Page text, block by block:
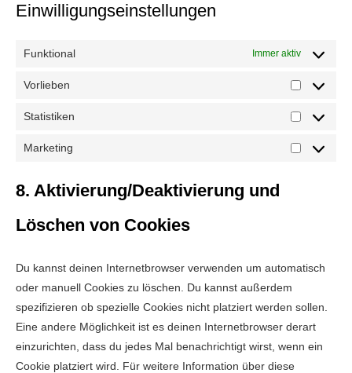
Einwilligungseinstellungen
Funktional Immer aktiv
Vorlieben
Vorlieben
Statistiken
Statistiken
Marketing
Marketing
8. Aktivierung/Deaktivierung und
Löschen von Cookies
Du kannst deinen Internetbrowser verwenden um automatisch
oder manuell Cookies zu löschen. Du kannst außerdem
spezifizieren ob spezielle Cookies nicht platziert werden sollen.
Eine andere Möglichkeit ist es deinen Internetbrowser derart
einzurichten, dass du jedes Mal benachrichtigt wirst, wenn ein
Cookie platziert wird. Für weitere Information über diese